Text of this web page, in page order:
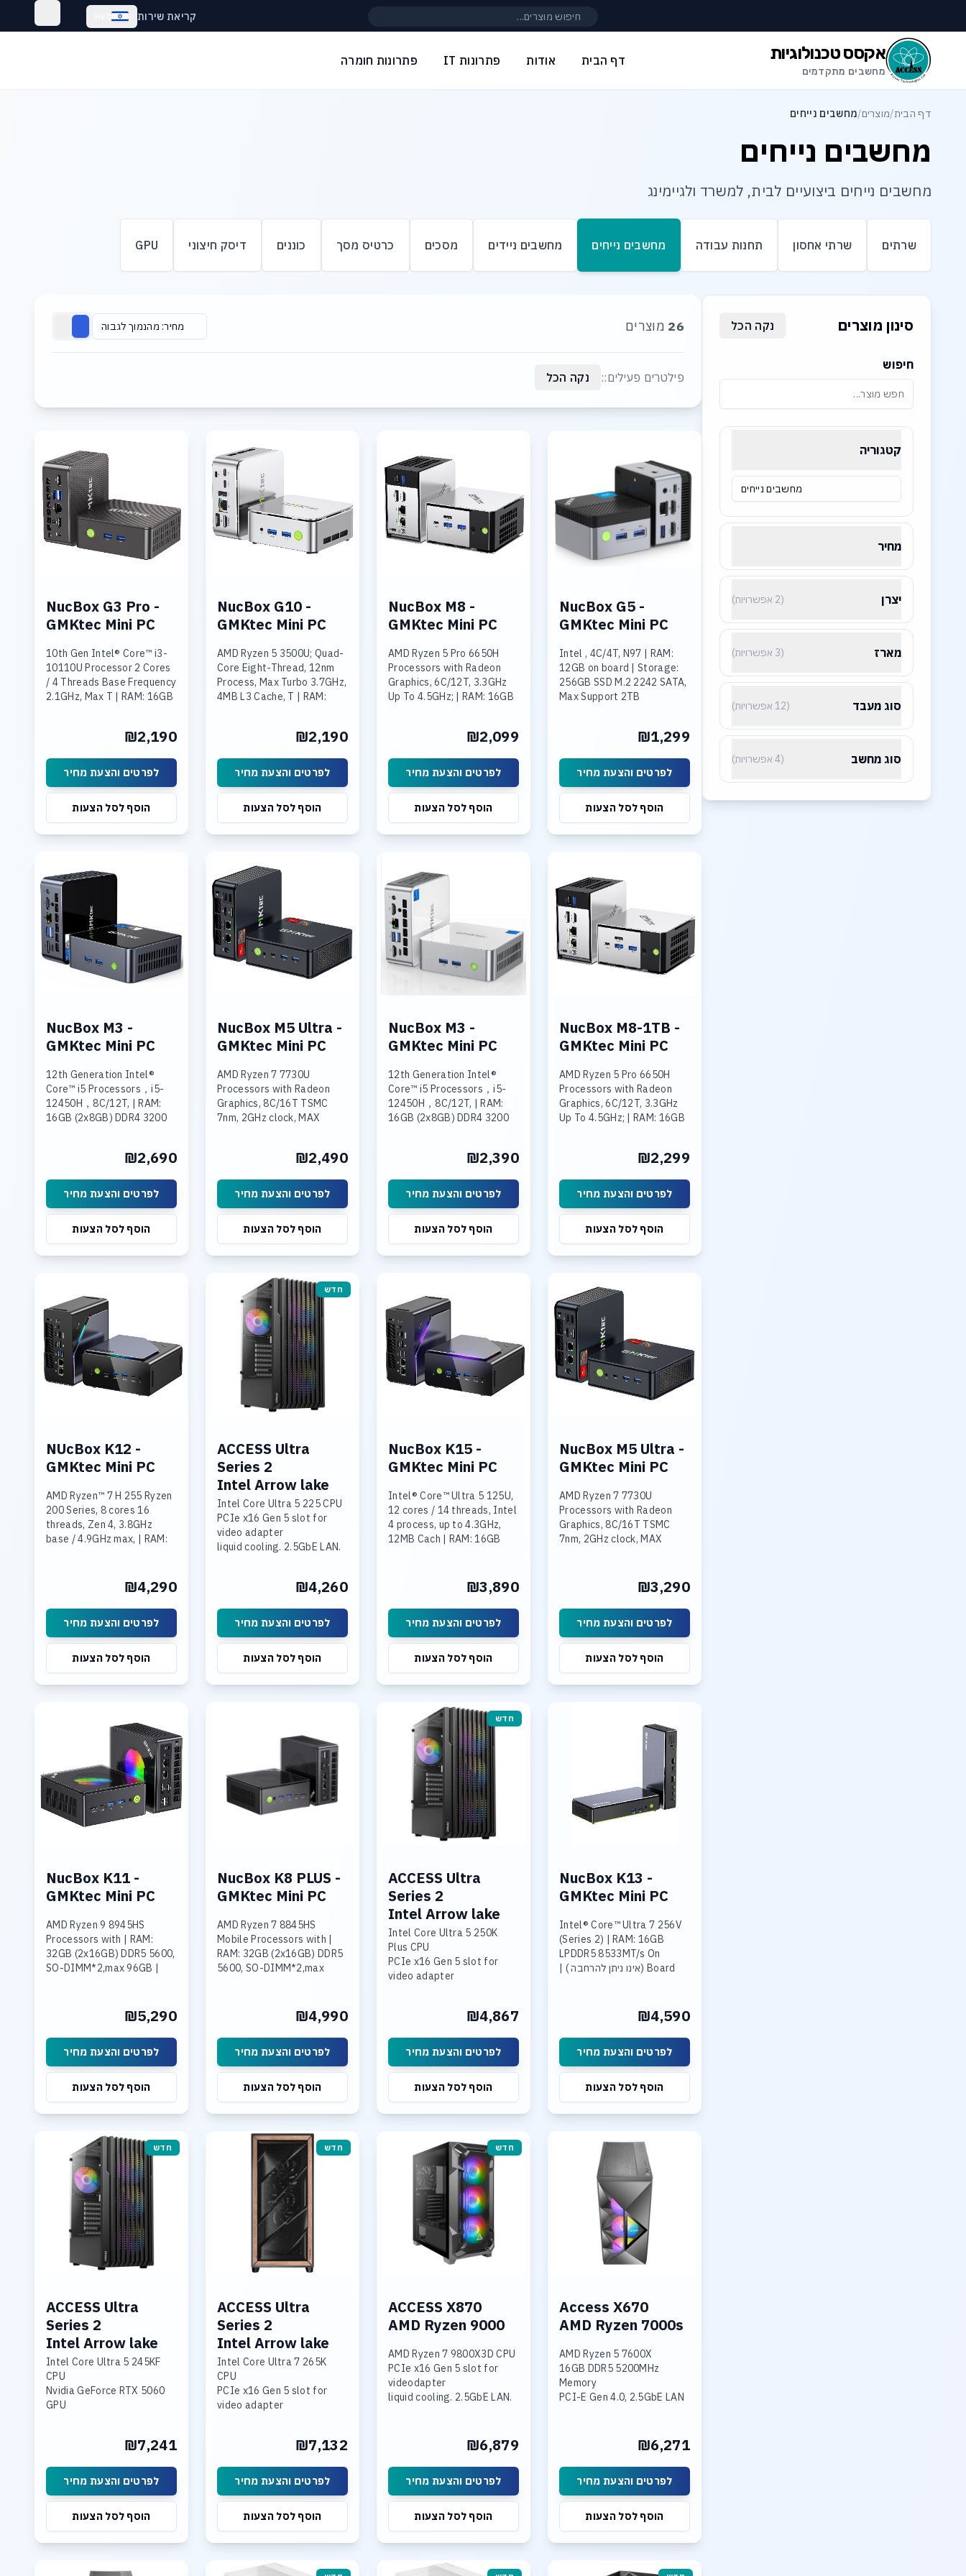
קריאת שירות
אקסס טכנולוגיות
מחשבים מתקדמים
פתרונות חומרה פתרונות IT אודות דף הבית
דף הבית/מוצרים/מחשבים נייחים
מחשבים נייחים
מחשבים נייחים ביצועיים לבית, למשרד ולגיימינג
שרתים שרתי אחסון תחנות עבודה מחשבים נייחים מחשבים ניידים מסכים כרטיס מסך כוננים דיסק חיצוני GPU
סינון מוצרים נקה הכל
חיפוש
קטגוריה
מחשבים נייחים
מחיר
יצרן (2 אפשרויות)
מארז (3 אפשרויות)
סוג מעבד (12 אפשרויות)
סוג מחשב (4 אפשרויות)
26 מוצרים מחיר: מהנמוך לגבוה
פילטרים פעילים:: נקה הכל
NucBox G5 -
GMKtec Mini PC
Intel , 4C/4T, N97 | RAM:
12GB on board | Storage:
256GB SSD M.2 2242 SATA,
Max Support 2TB
₪1,299
לפרטים והצעת מחיר
הוסף לסל הצעות
NucBox M8 -
GMKtec Mini PC
AMD Ryzen 5 Pro 6650H
Processors with Radeon
Graphics, 6C/12T, 3.3GHz
Up To 4.5GHz; | RAM: 16GB
Storage: 512GB SSD M.2
Support 8TB
₪2,099
לפרטים והצעת מחיר
הוסף לסל הצעות
NucBox G10 -
GMKtec Mini PC
AMD Ryzen 5 3500U; Quad-
Core Eight-Thread, 12nm
Process, Max Turbo 3.7GHz,
4MB L3 Cache, T | RAM:
2280 SSD, Max Support 4TB
₪2,190
לפרטים והצעת מחיר
הוסף לסל הצעות
NucBox G3 Pro -
GMKtec Mini PC
10th Gen Intel® Core™ i3-
10110U Processor 2 Cores
/ 4 Threads Base Frequency
2.1GHz, Max T | RAM: 16GB
₪2,190
לפרטים והצעת מחיר
הוסף לסל הצעות
NucBox M8-1TB -
GMKtec Mini PC
AMD Ryzen 5 Pro 6650H
Processors with Radeon
Graphics, 6C/12T, 3.3GHz
Up To 4.5GHz; | RAM: 16GB
Storage: 1TB SSD M.2
Support 8TB
₪2,299
לפרטים והצעת מחיר
הוסף לסל הצעות
NucBox M3 -
GMKtec Mini PC
12th Generation Intel®
Core™ i5 Processors，i5-
12450H，8C/12T, | RAM:
16GB (2x8GB) DDR4 3200
SSD M.2 2280 PCIe® 3.0
₪2,390
לפרטים והצעת מחיר
הוסף לסל הצעות
NucBox M5 Ultra -
GMKtec Mini PC
AMD Ryzen 7 7730U
Processors with Radeon
Graphics, 8C/16T TSMC
7nm, 2GHz clock, MAX
512GB PCIe 3.0 M.2 2280
₪2,490
לפרטים והצעת מחיר
הוסף לסל הצעות
NucBox M3 -
GMKtec Mini PC
12th Generation Intel®
Core™ i5 Processors，i5-
12450H，8C/12T, | RAM:
16GB (2x8GB) DDR4 3200
M.2 2280 PCIe® 3.0₪2,690
לפרטים והצעת מחיר
הוסף לסל הצעות
NucBox M5 Ultra -
GMKtec Mini PC
AMD Ryzen 7 7730U
Processors with Radeon
Graphics, 8C/16T TSMC
7nm, 2GHz clock, MAX
1TB PCIe 3.0 M.2 2280 SSD,
Max Support 4TB₪3,290
לפרטים והצעת מחיר
הוסף לסל הצעות
NucBox K15 -
GMKtec Mini PC
Intel® Core™ Ultra 5 125U,
12 cores / 14 threads, Intel
4 process, up to 4.3GHz,
12MB Cach | RAM: 16GB
DIMM*2,max 96GB |
Storage: 1TB SSD M.2
NVMe PCIe Gen4 x4 ,Max
Support 8TB
₪3,890
לפרטים והצעת מחיר
הוסף לסל הצעות
חדש
ACCESS Ultra
Series 2
Intel Arrow lake
Intel Core Ultra 5 225 CPU
PCIe x16 Gen 5 slot for
video adapter
liquid cooling. 2.5GbE LAN.
processing unit (NPU)
₪4,260
לפרטים והצעת מחיר
הוסף לסל הצעות
NUcBox K12 -
GMKtec Mini PC
AMD Ryzen™ 7 H 255 Ryzen
200 Series, 8 cores 16
threads, Zen 4, 3.8GHz
base / 4.9GHz max, | RAM:
Storage: 1TB SSD M.2
NVMe PCIe Gen4 x4 ,Max
Support 8TB
₪4,290
לפרטים והצעת מחיר
הוסף לסל הצעות
NucBox K13 -
GMKtec Mini PC
Intel® Core™ Ultra 7 256V
(Series 2) | RAM: 16GB
LPDDR5 8533MT/s On
Board (אינו ניתן להרחבה ) |
₪4,590
לפרטים והצעת מחיר
הוסף לסל הצעות
חדש
ACCESS Ultra
Series 2
Intel Arrow lake
Intel Core Ultra 5 250K
Plus CPU
PCIe x16 Gen 5 slot for
video adapter
3*M.2 slots Support RAID
RAID 5, and RAID 10
Integrated neural
processing unit (NPU)
₪4,867
לפרטים והצעת מחיר
הוסף לסל הצעות
NucBox K8 PLUS -
GMKtec Mini PC
AMD Ryzen 7 8845HS
Mobile Processors with |
RAM: 32GB (2x16GB) DDR5
5600, SO-DIMM*2,max
,Max Support 4TB₪4,990
לפרטים והצעת מחיר
הוסף לסל הצעות
NucBox K11 -
GMKtec Mini PC
AMD Ryzen 9 8945HS
Processors with | RAM:
32GB (2x16GB) DDR5 5600,
SO-DIMM*2,max 96GB |
₪5,290
לפרטים והצעת מחיר
הוסף לסל הצעות
Access X670
AMD Ryzen 7000s
AMD Ryzen 5 7600X
16GB DDR5 5200MHz
Memory
PCI-E Gen 4.0, 2.5GbE LAN
1TB NVME PCIe 4.0 SSD
₪6,271
לפרטים והצעת מחיר
הוסף לסל הצעות
חדש
ACCESS X870
AMD Ryzen 9000
AMD Ryzen 7 9800X3D CPU
PCIe x16 Gen 5 slot for
videodapter
liquid cooling. 2.5GbE LAN.
1TB SSD NVME PCIe 5.0 x4
1 x M.2 slot PCIe 5.0 x4
1 x M.2 slot PCIe 4.0 x4
₪6,879
לפרטים והצעת מחיר
הוסף לסל הצעות
חדש
ACCESS Ultra
Series 2
Intel Arrow lake
Intel Core Ultra 7 265K
CPU
PCIe x16 Gen 5 slot for
video adapter
fast storage. 3*M.2 slots,
including 1* PCIe
5.0x4,Support RAID 0,
RAID 1, RAID 5, and RAID
10 Support
processing unit (NPU)
₪7,132
לפרטים והצעת מחיר
הוסף לסל הצעות
חדש
ACCESS Ultra
Series 2
Intel Arrow lake
Intel Core Ultra 5 245KF
CPU
Nvidia GeForce RTX 5060
GPU
Integrated neural
₪7,241
לפרטים והצעת מחיר
הוסף לסל הצעות